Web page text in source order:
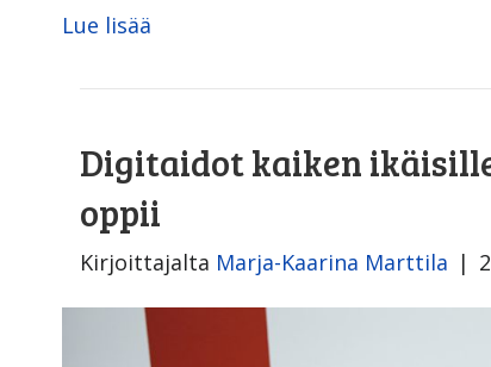
Lue lisää
Digitaidot kaiken
oppii
Kirjoittajalta Marja-Kaarina Marttila |